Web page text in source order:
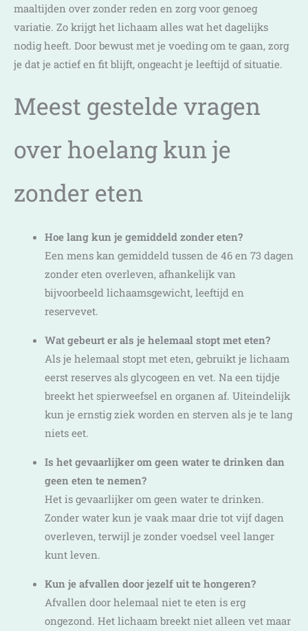
maaltijden over zonder reden en zorg voor genoeg
variatie. Zo krijgt het lichaam alles wat het dagelijks
nodig heeft. Door bewust met je voeding om te gaan, zorg
je dat je actief en fit blijft, ongeacht je leeftijd of situatie.
Meest gestelde vragen
over hoelang kun je
zonder eten
Hoe lang kun je gemiddeld zonder eten?
Een mens kan gemiddeld tussen de 46 en 73 dagen
zonder eten overleven, afhankelijk van
bijvoorbeeld lichaamsgewicht, leeftijd en
reservevet.
Wat gebeurt er als je helemaal stopt met eten?
Als je helemaal stopt met eten, gebruikt je lichaam
eerst reserves als glycogeen en vet. Na een tijdje
breekt het spierweefsel en organen af. Uiteindelijk
kun je ernstig ziek worden en sterven als je te lang
niets eet.
Is het gevaarlijker om geen water te drinken dan
geen eten te nemen?
Het is gevaarlijker om geen water te drinken.
Zonder water kun je vaak maar drie tot vijf dagen
overleven, terwijl je zonder voedsel veel langer
kunt leven.
Kun je afvallen door jezelf uit te hongeren?
Afvallen door helemaal niet te eten is erg
ongezond. Het lichaam breekt niet alleen vet maar